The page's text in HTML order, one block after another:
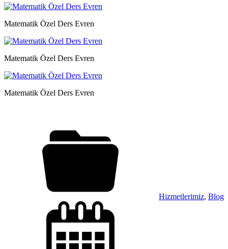
Matematik Özel Ders Evren
Matematik Özel Ders Evren
Matematik Özel Ders Evren
Hizmetlerimiz, Blog